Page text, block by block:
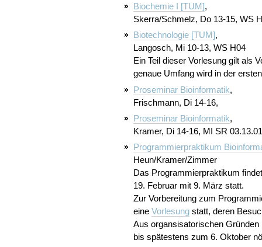
Biochemie I [TUM],
Skerra/Schmelz, Do 13-15, WS
Biotechnologie [TUM],
Langosch, Mi 10-13, WS H04
Ein Teil dieser Vorlesung gilt als
genaue Umfang wird in der
Proseminar Bioinformatik,
Frischmann, Di 14-16,
Proseminar Bioinformatik,
Kramer, Di 14-16, MI SR
Programmierpraktikum
Heun/Kramer/Zimmer
Das Programmierpraktikum
19. Februar mit 9. März statt.
Zur Vorbereitung zum
eine Vorlesungstatt, deren
Aus organsisatorischen
bis spätestens zum 6. Oktober